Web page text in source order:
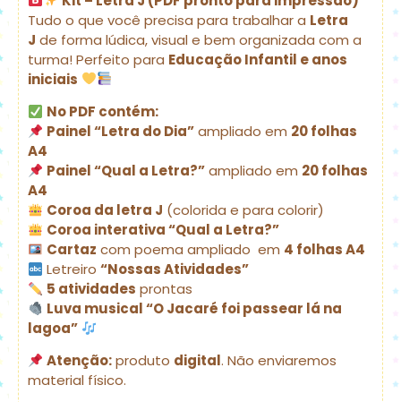
Tudo o que você precisa para trabalhar a Letra
J de forma lúdica, visual e bem organizada com a
turma! Perfeito para Educação Infantil e anos
iniciais
No PDF contém:
Painel “Letra do Dia”ampliado em 20 folhas
A4
Painel “Qual a Letra?”ampliado em 20 folhas
A4
Coroa da letra J (colorida e para colorir)
Coroa interativa “Qual a Letra?”
Cartaz com poema ampliado em 4 folhas A4
Letreiro“Nossas Atividades”
5 atividades prontas
Luva musical “O Jacaré foi passear lá na
lagoa”
Atenção:produto digital. Não enviaremos
material físico.